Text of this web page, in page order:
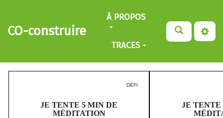
Aller au contenu principal
CO-construire
À PROPOS
TRACES
DÉFI
JE TENTE 5 MIN DE
MÉDITATION
JE TENTE